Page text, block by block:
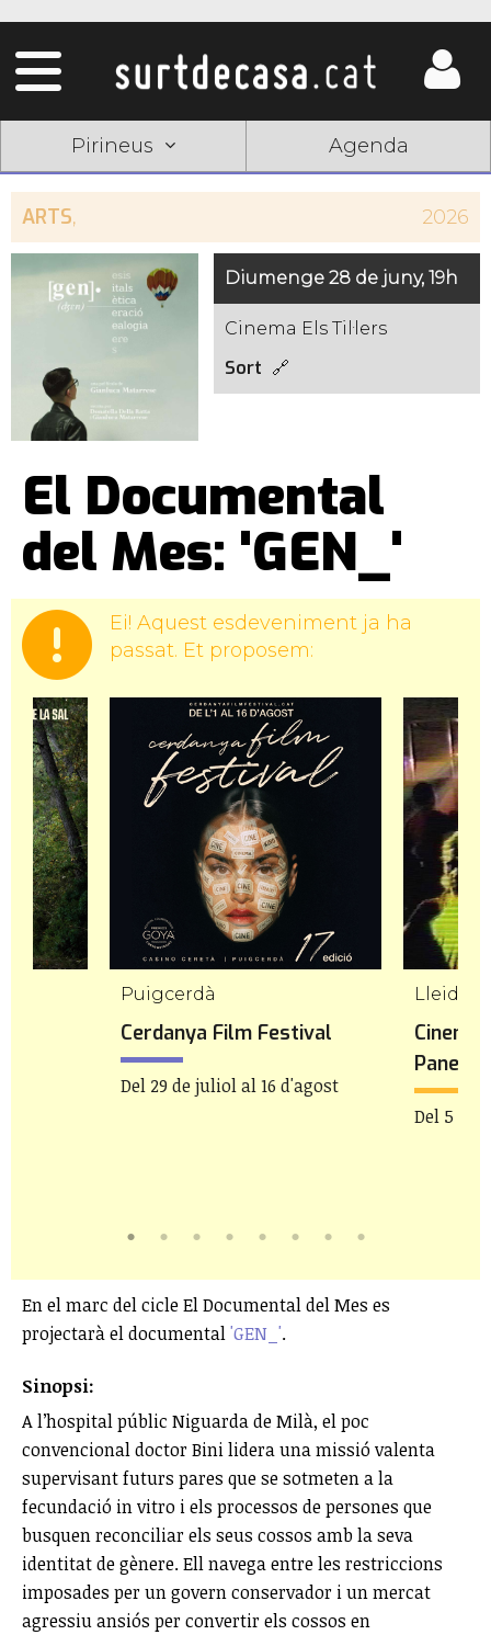
Pirineus Agenda
ARTS, 2026
Diumenge 28 de juny, 19h
Cinema Els Til·lers
Sort
El Documental
del Mes: 'GEN_'
Ei! Aquest esdeveniment ja ha
passat. Et proposem:
Puigcerdà
Cerdanya Film Festival
Del 29 de juliol al 16 d'agost
Lleida
Cinema
Panera
Del 5 al
En el marc del cicle El Documental del Mes es
projectarà el documental'GEN_'.
Sinopsi:
A l’hospital públic Niguarda de Milà, el poc
convencional doctor Bini lidera una missió valenta
supervisant futurs pares que se sotmeten a la
fecundació in vitro i els processos de persones que
busquen reconciliar els seus cossos amb la seva
identitat de gènere. Ell navega entre les restriccions
imposades per un govern conservador i un mercat
agressiu ansiós per convertir els cossos en